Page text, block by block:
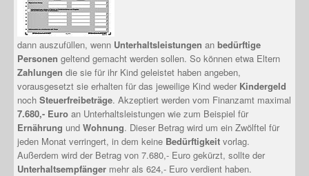
dann auszufüllen, wenn Unterhaltsleistungen an bedürftige
Personen geltend gemacht werden sollen. So können etwa Eltern
Zahlungen die sie für ihr Kind geleistet haben angeben,
vorausgesetzt sie erhalten für das jeweilige Kind weder Kindergeld
noch Steuerfreibeträge. Akzeptiert werden vom Finanzamt maximal
7.680,- Euro an Unterhaltsleistungen wie zum Beispiel für
Ernährung und Wohnung. Dieser Betrag wird um ein Zwölftel für
jeden Monat verringert, in dem keine Bedürftigkeit vorlag.
Außerdem wird der Betrag von 7.680,- Euro gekürzt, sollte der
Unterhaltsempfänger mehr als 624,- Euro verdient haben.